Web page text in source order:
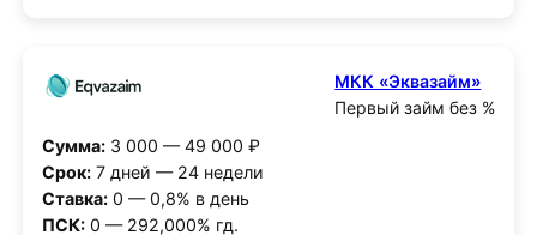
МКК «Эквазайм»
Первый займ без %
Сумма:3 000 — 49 000 ₽
Срок:7 дней — 24 недели
Ставка:0 — 0,8% в день
ПСК:0 — 292,000% гд.